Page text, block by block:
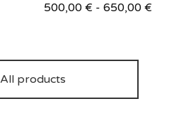
500,00 € - 650,00 €
All products